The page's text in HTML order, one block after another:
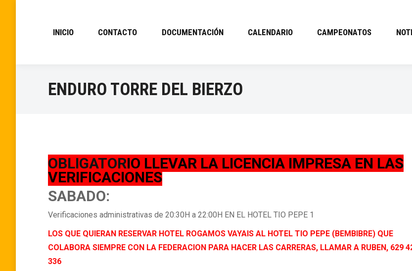
INICIO CONTACTO DOCUMENTACIÓN CALENDARIO CAMPEONATOS
ENDURO TORRE DEL BIERZO
OBLIGATORIO LLEVAR LA LICENCIA IMPRESA EN LAS
VERIFICACIONES
SABADO:
Verificaciones administrativas de 20:30H a 22:00H EN EL HOTEL TIO PEPE 1
LOS QUE QUIERAN RESERVAR HOTEL ROGAMOS VAYAIS AL HOTEL TIO PEPE (BEMBIBRE) QUE
COLABORA SIEMPRE CON LA FEDERACION PARA HACER LAS CARRERAS, LLAMAR A RUBEN, 629
336